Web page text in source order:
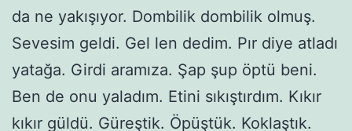
da ne yakışıyor. Dombilik dombilik olmuş.
Sevesim geldi. Gel len dedim. Pır diye atladı
yatağa. Girdi aramıza. Şap şup öptü beni.
Ben de onu yaladım. Etini sıkıştırdım. Kıkır
kıkır güldü. Güreştik. Öpüştük. Koklaştık.